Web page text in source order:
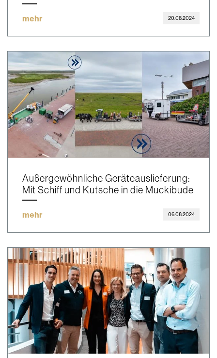
mehr 20.08.2024
Außergewöhnliche Geräteauslieferung:
Mit Schiff und Kutsche in die Muckibude
mehr 06.08.2024